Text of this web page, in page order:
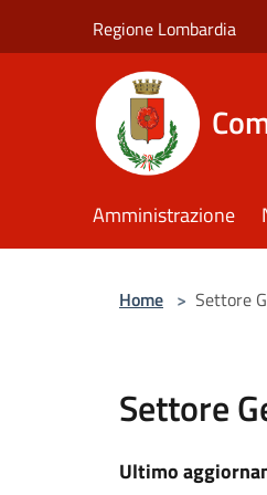
Regione Lombardia
Amministrazione
Home > Settore
Settore
Ultimo